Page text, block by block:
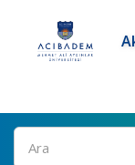
Ara